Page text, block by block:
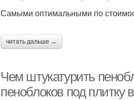
Самыми оптимальными по
читать дальше →
Чем штукатурить
пеноблоков под плитку